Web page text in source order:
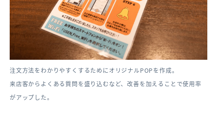
注文方法をわかりやすくするためにオリジナルPOPを作成。
来店客からよくある質問を盛り込むなど、改善を加えることで使用率
がアップした。